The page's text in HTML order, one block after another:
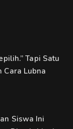
Tapi Satu
Cara Lubna
Siswa Ini